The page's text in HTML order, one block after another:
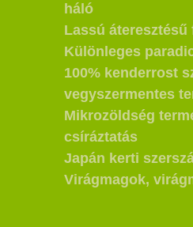
háló
Lassú áteresztésű
Különleges
100% kenderrost
vegyszermentes
Mikrozöldség
csíráztatás
Japán kerti
Virágmagok,